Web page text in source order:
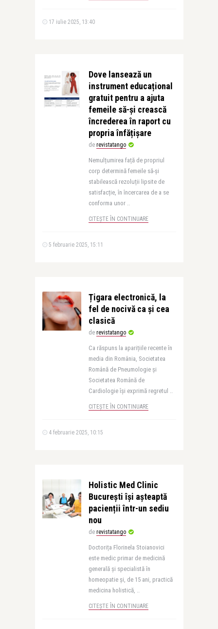
17 iulie 2025, 13:40
Dove lansează un
instrument educațional
gratuit pentru a ajuta
femeile să-și crească
încrederea în raport cu
propria înfățișare
de revistatango
Nemulțumirea față de propriul
corp determină femeile să-și
stabilească rezoluții lipsite de
satisfacție, în încercarea de a se
conforma unor ..
CITEȘTE ÎN CONTINUARE
5 februarie 2025, 15:11
Țigara electronică, la
fel de nocivă ca și cea
clasică
de revistatango
Ca răspuns la aparițiile recente în
media din România, Societatea
Română de Pneumologie și
Societatea Română de
Cardiologie își exprimă regretul ..
CITEȘTE ÎN CONTINUARE
4 februarie 2025, 10:15
Holistic Med Clinic
București își așteaptă
pacienții într-un sediu
nou
de revistatango
Doctorița Florinela Stoianovici
este medic primar de medicină
generală și specialistă în
homeopatie și, de 15 ani, practică
medicina holistică, ..
CITEȘTE ÎN CONTINUARE